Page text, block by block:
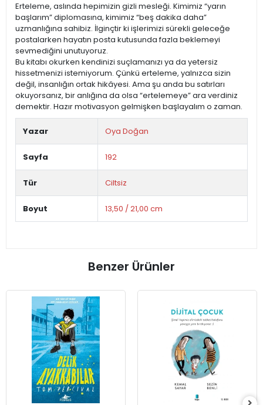
Erteleme, aslında hepimizin gizli mesleği. Kimimiz “yarın
başlarım” diplomasına, kimimiz “beş dakika daha”
uzmanlığına sahibiz. İlginçtir ki işlerimizi sürekli geleceğe
postalarken hayatın posta kutusunda fazla beklemeyi
sevmediğini unutuyoruz.
Bu kitabı okurken kendinizi suçlamanızı ya da yetersiz
hissetmenizi istemiyorum. Çünkü erteleme, yalnızca sizin
değil, insanlığın ortak hikâyesi. Ama şu anda bu satırları
okuyorsanız, bir anlığına da olsa “ertelemeye” ara verdiniz
demektir. Hazır motivasyon gelmişken başlayalım o zaman.
Yazar Oya Doğan
Sayfa 192
Tür Ciltsiz
Boyut 13,50 / 21,00 cm
Benzer Ürünler